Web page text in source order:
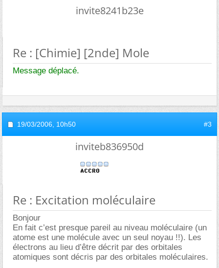
invite8241b23e
Re : [Chimie] [2nde] Mole
Message déplacé.
19/03/2006, 10h50 #3
inviteb836950d
Re : Excitation moléculaire
Bonjour
En fait c’est presque pareil au niveau moléculaire (un
atome est une molécule avec un seul noyau !!). Les
électrons au lieu d’être décrit par des orbitales
atomiques sont décris par des orbitales moléculaires.